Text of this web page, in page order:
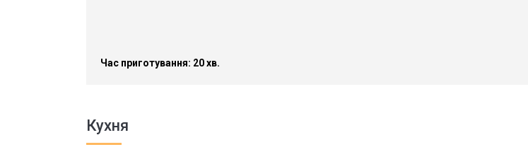
Час приготування: 20 хв.
Кухня